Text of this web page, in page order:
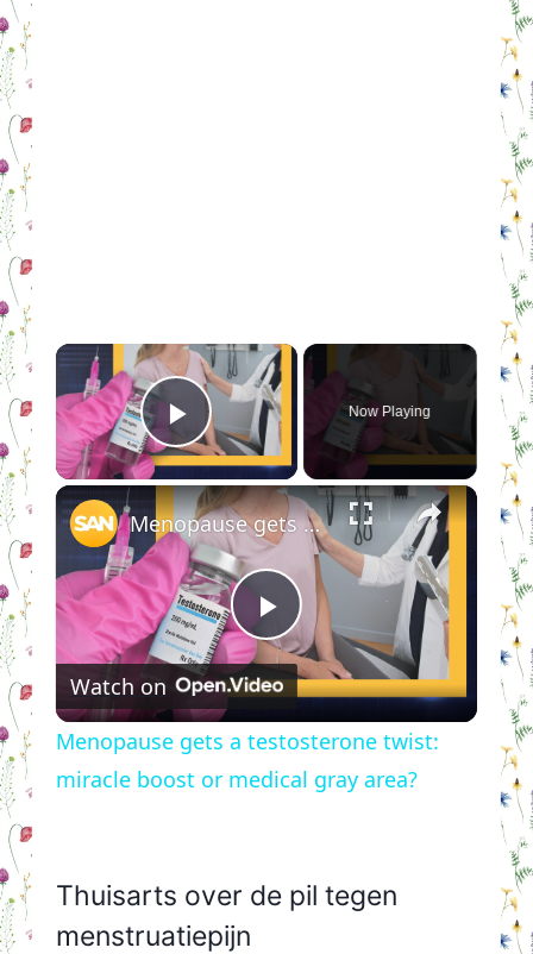
×
Play Video
Now Playing
×
Play
Video
Menopause gets a testosterone twist: miracle boost or medical gray area?
Watch on
Menopause gets a testosterone twist:
miracle boost or medical gray area?
Thuisarts over de pil tegen
menstruatiepijn